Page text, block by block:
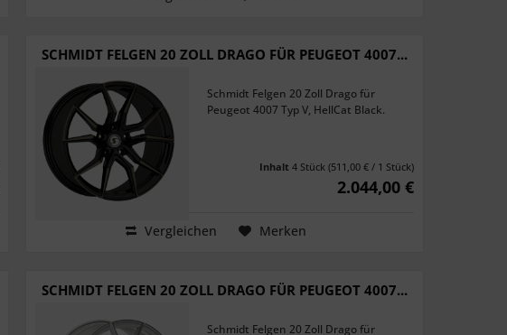
SCHMIDT FELGEN 20 ZOLL DRAGO FÜR PEUGEOT 4007...
Schmidt Felgen 20 Zoll Drago für
Peugeot 4007 Typ V, HellCat Black.
Inhalt 4 Stück (511,00 € / 1 Stück)
2.044,00 €
Vergleichen Merken
SCHMIDT FELGEN 20 ZOLL DRAGO FÜR PEUGEOT 4007...
Schmidt Felgen 20 Zoll Drago für